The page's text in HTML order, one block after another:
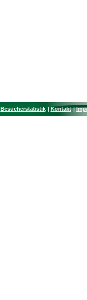
Besucherstatistik Kontakt